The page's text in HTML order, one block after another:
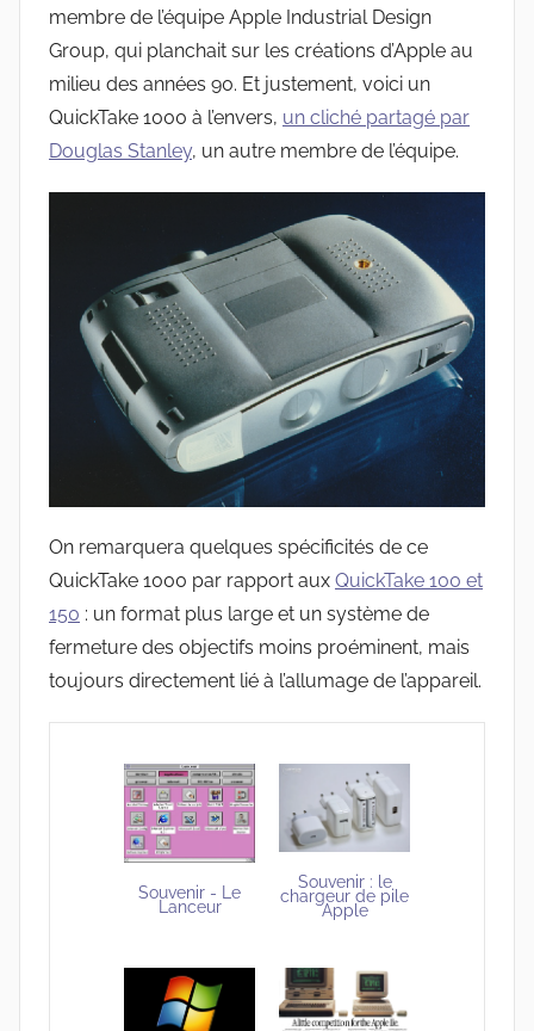
membre de l’équipe Apple Industrial Design
Group, qui planchait sur les créations d’Apple au
milieu des années 90. Et justement, voici un
QuickTake 1000 à l’envers, un cliché partagé par
Douglas Stanley, un autre membre de l’équipe.
On remarquera quelques spécificités de ce
QuickTake 1000 par rapport aux QuickTake 100 et
150 : un format plus large et un système de
fermeture des objectifs moins proéminent, mais
toujours directement lié à l’allumage de l’appareil.
Souvenir - Le
Lanceur
Souvenir : le
chargeur de pile
Apple